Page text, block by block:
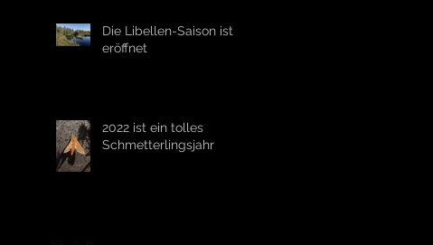
Die Libellen-Saison ist
eröffnet
2022 ist ein tolles
Schmetterlingsjahr